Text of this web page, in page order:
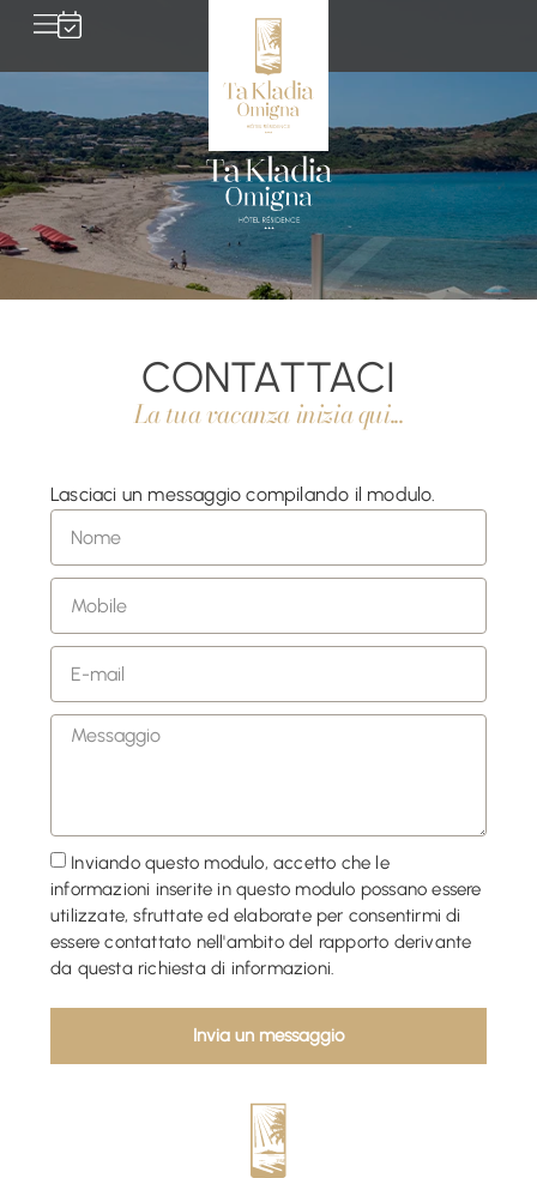
CONTATTACI
La tua vacanza inizia qui...
Lasciaci un messaggio compilando il modulo.
Inviando questo modulo, accetto che le
informazioni inserite in questo modulo possano essere
utilizzate, sfruttate ed elaborate per consentirmi di
essere contattato nell'ambito del rapporto derivante
da questa richiesta di informazioni.
Invia un messaggio